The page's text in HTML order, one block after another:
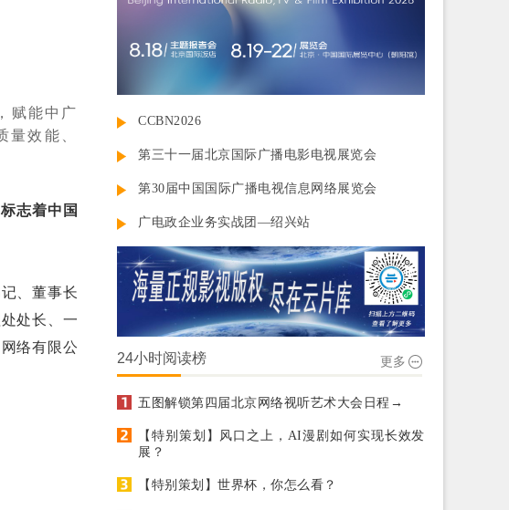
赋能中广
量效能、
志着中国
、董事长
处长、一
络有限公
CCBN2026
第三十一届北京国际广播电影电视展览会
第30届中国国际广播电视信息网络展览会
广电政企业务实战团—绍兴站
24小时阅读榜 更多
五图解锁第四届北京网络视听艺术大会日程→
【特别策划】风口之上，AI漫剧如何实现长效发
展？
【特别策划】世界杯，你怎么看？